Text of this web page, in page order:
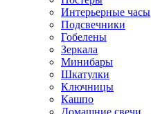
Интерьерные часы
Подсвечники
Гобелены
Зеркала
Минибары
Шкатулки
Ключницы
Кашпо
Домашние свечи